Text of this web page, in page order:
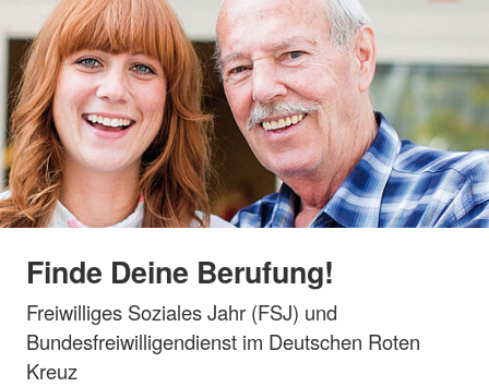
Finde Deine Berufung!
Freiwilliges Soziales Jahr (FSJ) und
Bundesfreiwilligendienst im Deutschen Roten
Kreuz